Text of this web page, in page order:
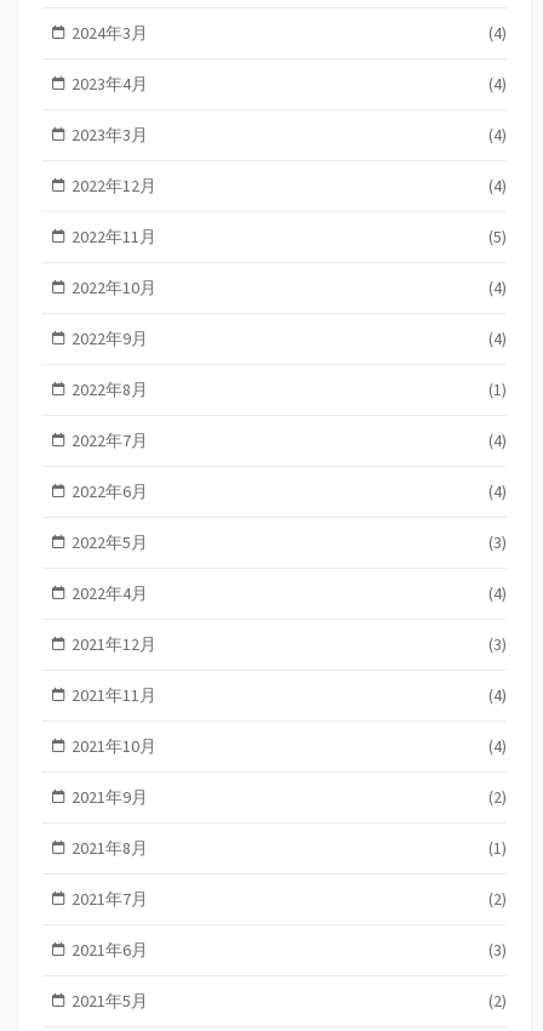
2024年3月 (4)
2023年4月 (4)
2023年3月 (4)
2022年12月 (4)
2022年11月 (5)
2022年10月 (4)
2022年9月 (4)
2022年8月 (1)
2022年7月 (4)
2022年6月 (4)
2022年5月 (3)
2022年4月 (4)
2021年12月 (3)
2021年11月 (4)
2021年10月 (4)
2021年9月 (2)
2021年8月 (1)
2021年7月 (2)
2021年6月 (3)
2021年5月 (2)